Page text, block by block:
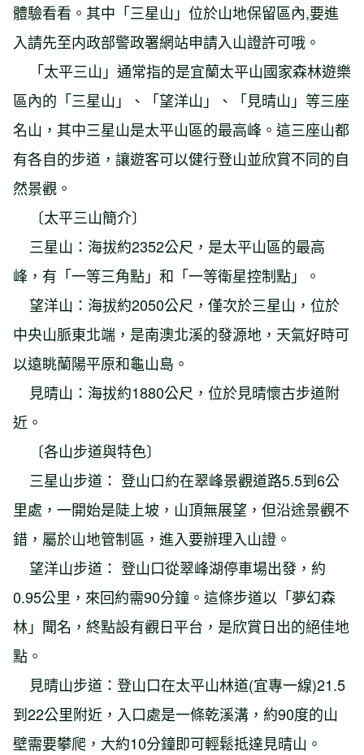
體驗看看。其中「三星山」位於山地保留區內,要進
入請先至内政部警政署網站申請入山證許可哦。
「太平三山」通常指的是宜蘭太平山國家森林遊樂
區內的「三星山」、「望洋山」、「見晴山」等三座
名山，其中三星山是太平山區的最高峰。這三座山都
有各自的步道，讓遊客可以健行登山並欣賞不同的自
然景觀。
〔太平三山簡介〕
三星山：海拔約2352公尺，是太平山區的最高
峰，有「一等三角點」和「一等衛星控制點」。
望洋山：海拔約2050公尺，僅次於三星山，位於
中央山脈東北端，是南澳北溪的發源地，天氣好時可
以遠眺蘭陽平原和龜山島。
見晴山：海拔約1880公尺，位於見晴懷古步道附
近。
〔各山步道與特色〕
三星山步道： 登山口約在翠峰景觀道路5.5到6公
里處，一開始是陡上坡，山頂無展望，但沿途景觀不
錯，屬於山地管制區，進入要辦理入山證。
望洋山步道： 登山口從翠峰湖停車場出發，約
0.95公里，來回約需90分鐘。這條步道以「夢幻森
林」聞名，終點設有觀日平台，是欣賞日出的絕佳地
點。
見晴山步道：登山口在太平山林道(宜專一線)21.5
到22公里附近，入口處是一條乾溪溝，約90度的山
壁需要攀爬，大約10分鐘即可輕鬆抵達見晴山。